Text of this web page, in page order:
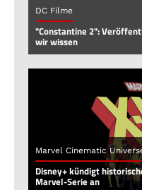
DC Filme
"Constantine 2":
wir wissen
Marvel Cinematic
Disney+ kündigt
Marvel-Serie an